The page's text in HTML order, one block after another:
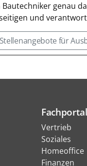
genau
und
Stellenangebote für
Vertrieb
Soziales
Homeoffice
Finanzen